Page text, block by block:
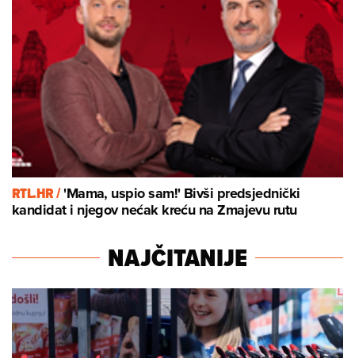
RTL.HR /'Mama, uspio sam!' Bivši predsjednički
kandidat i njegov nećak kreću na Zmajevu rutu
NAJČITANIJE